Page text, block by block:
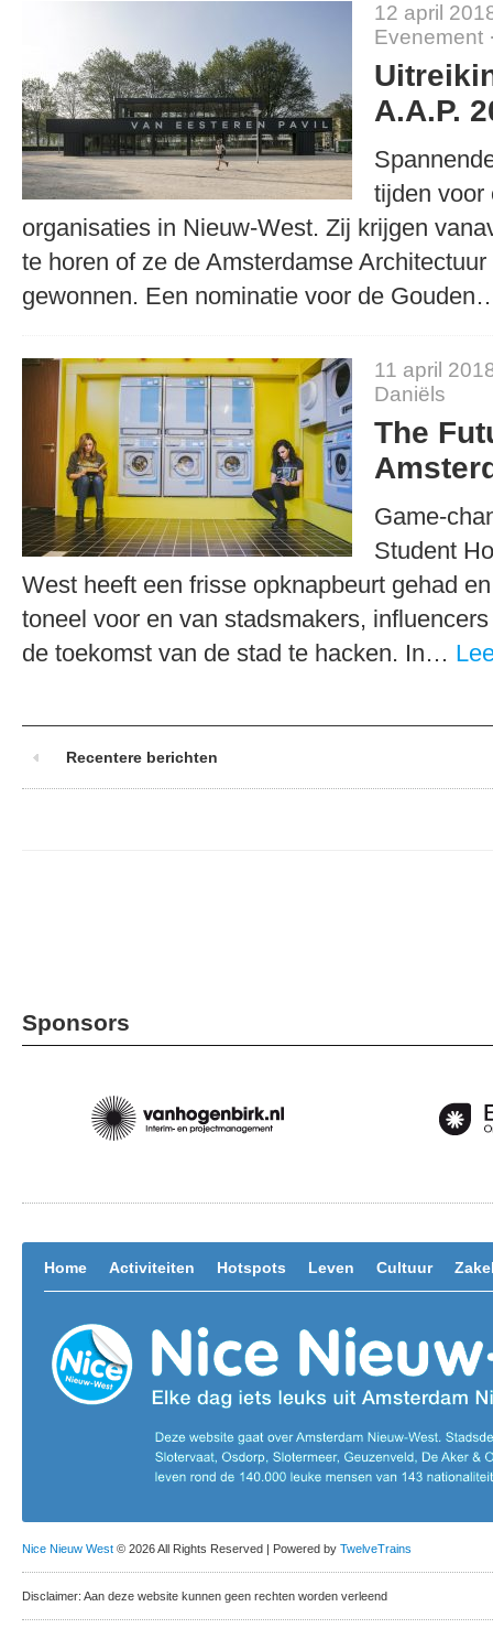
12 april
Evenement
A.A.P.
tijden voor
organisaties in Nieuw-West. Zij krijgen
te horen of ze de Amsterdamse
gewonnen. Een nominatie voor de
11 april
Daniëls
The
Game-
Student
West heeft een frisse opknapbeurt gehad
toneel voor en van stadsmakers,
de toekomst van de stad te hacken. In…
Recentere berichten
Sponsors
Home Activiteiten Hotspots Leven Cultuur
Nice Nieuw West © 2026 All Rights Reserved | Powered by TwelveTrains
Disclaimer: Aan deze website kunnen geen rechten worden verleend